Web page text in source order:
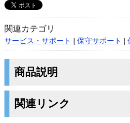
関連カテゴリ
サービス・サポート 保守サポート
商品説明
関連リンク